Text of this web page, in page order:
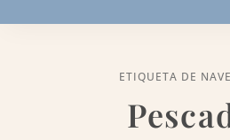
ETIQUETA DE